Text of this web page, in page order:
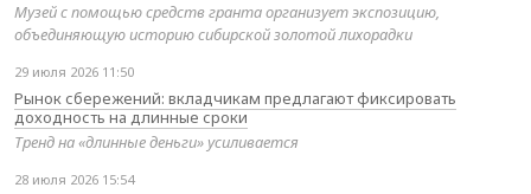
Музей с помощью средств гранта организует экспозицию,
объединяющую историю сибирской золотой лихорадки
29 июля 2026 11:50
Рынок сбережений: вкладчикам предлагают фиксировать
доходность на длинные сроки
Тренд на «длинные деньги» усиливается
28 июля 2026 15:54